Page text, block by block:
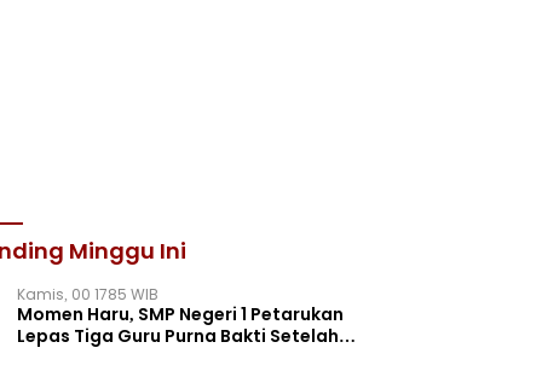
Minggu Ini
Kamis, 00 1785 WIB
Momen Haru, SMP Negeri 1 Petarukan
Lepas Tiga Guru Purna Bakti Setelah